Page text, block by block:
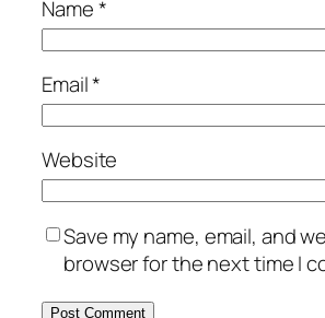
Name*
Email*
Website
Save my name, email, and
browser for the next time I